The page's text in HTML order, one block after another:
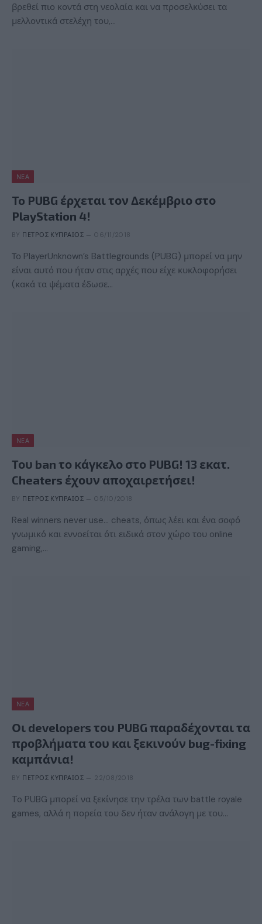
βρεθεί πιο κοντά στη νεολαία και να προσελκύσει τα
μελλοντικά στελέχη του,…
ΝΈΑ
To PUBG έρχεται τον Δεκέμβριο στο
PlayStation 4!
BY ΠΈΤΡΟΣ ΚΥΠΡΑΊΟΣ 06/11/2018
Το PlayerUnknown’s Battlegrounds (PUBG) μπορεί να μην
είναι αυτό που ήταν στις αρχές που είχε κυκλοφορήσει
(κακά τα ψέματα έδωσε…
ΝΈΑ
Του ban το κάγκελο στο PUBG! 13 εκατ.
Cheaters έχουν αποχαιρετήσει!
BY ΠΈΤΡΟΣ ΚΥΠΡΑΊΟΣ 05/10/2018
Real winners never use… cheats, όπως λέει και ένα σοφό
γνωμικό και εννοείται ότι ειδικά στον χώρο του online
gaming,…
ΝΈΑ
Οι developers του PUBG παραδέχονται τα
προβλήματα του και ξεκινούν bug-fixing
καμπάνια!
BY ΠΈΤΡΟΣ ΚΥΠΡΑΊΟΣ 22/08/2018
To PUBG μπορεί να ξεκίνησε την τρέλα των battle royale
games, αλλά η πορεία του δεν ήταν ανάλογη με του…